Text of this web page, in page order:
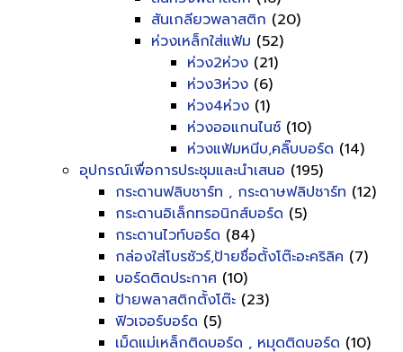
สันเกลียวพลาสติก (20)
ห่วงเหล็กใส่แฟ้ม (52)
ห่วง2ห่วง (21)
ห่วง3ห่วง (6)
ห่วง4ห่วง (1)
ห่วงออแกนไนซ์ (10)
ห่วงแฟ้มหนีบ,คลิ๊บบอร์ด (14)
อุปกรณ์เพื่อการประชุมและนำเสนอ (195)
กระดานฟลิบชาร์ท , กระดาษฟลิปชาร์ท (12)
กระดานอิเล็กทรอนิกส์บอร์ด (5)
กระดานไวท์บอร์ด (84)
กล่องใส่โบรชัวร์,ป้ายชื่อตั้งโต๊ะอะคริลิค (7)
บอร์ดติดประกาศ (10)
ป้ายพลาสติกตั้งโต๊ะ (23)
ฟิวเจอร์บอร์ด (5)
เม็ดแม่เหล็กติดบอร์ด , หมุดติดบอร์ด (10)